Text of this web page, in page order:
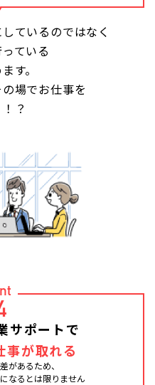
ているのではなく
ている
す。
場でお仕事を
？
サポートで
事が取れる
があるため、
なるとは限りません